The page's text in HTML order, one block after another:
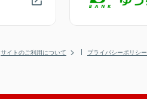
サイトのご利用について プライバシーポリシー